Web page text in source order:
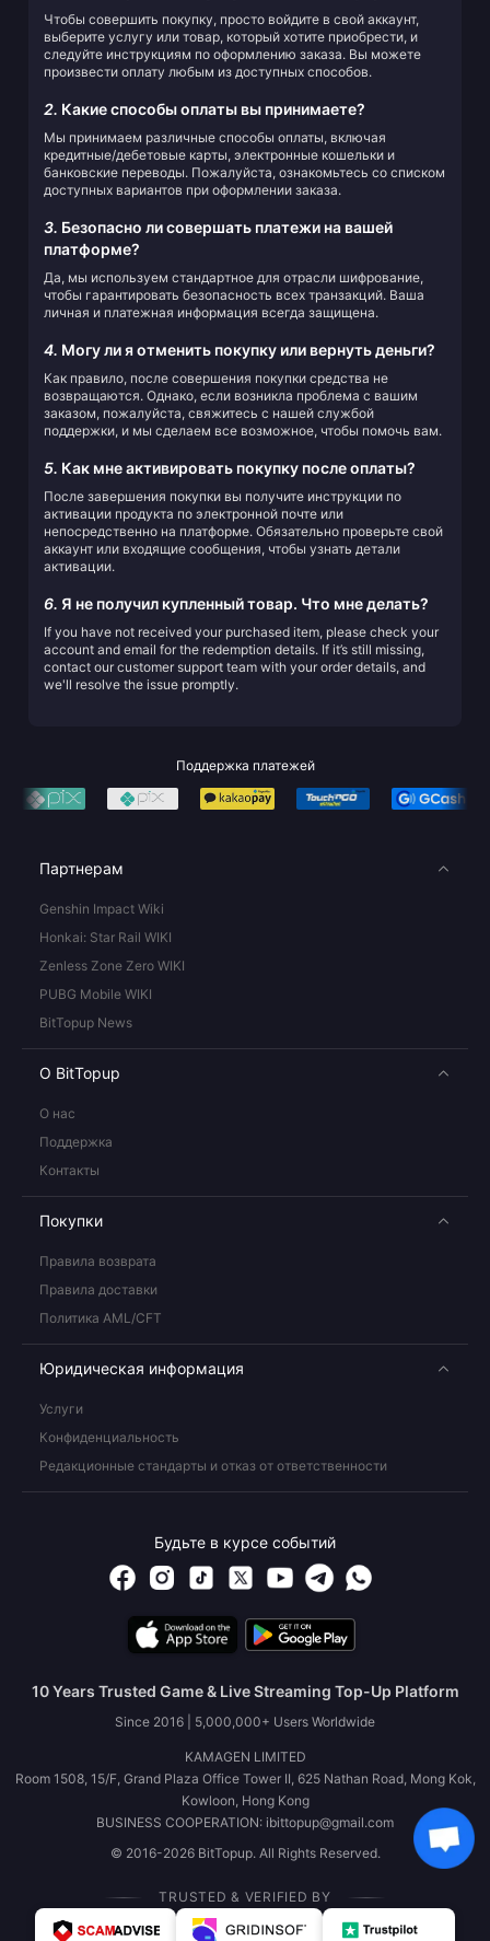
Чтобы совершить покупку, просто войдите в свой аккаунт,
выберите услугу или товар, который хотите приобрести, и
следуйте инструкциям по оформлению заказа. Вы можете
произвести оплату любым из доступных способов.
2. Какие способы оплаты вы принимаете?
Мы принимаем различные способы оплаты, включая
кредитные/дебетовые карты, электронные кошельки и
банковские переводы. Пожалуйста, ознакомьтесь со списком
доступных вариантов при оформлении заказа.
3. Безопасно ли совершать платежи на вашей
платформе?
Да, мы используем стандартное для отрасли шифрование,
чтобы гарантировать безопасность всех транзакций. Ваша
личная и платежная информация всегда защищена.
4. Могу ли я отменить покупку или вернуть деньги?
Как правило, после совершения покупки средства не
возвращаются. Однако, если возникла проблема с вашим
заказом, пожалуйста, свяжитесь с нашей службой
поддержки, и мы сделаем все возможное, чтобы помочь вам.
5. Как мне активировать покупку после оплаты?
После завершения покупки вы получите инструкции по
активации продукта по электронной почте или
непосредственно на платформе. Обязательно проверьте свой
аккаунт или входящие сообщения, чтобы узнать детали
активации.
6. Я не получил купленный товар. Что мне делать?
If you have not received your purchased item, please check your
account and email for the redemption details. If it’s still missing,
contact our customer support team with your order details, and
we'll resolve the issue promptly.
Поддержка платежей
Партнерам
Genshin Impact Wiki
Honkai: Star Rail WIKI
Zenless Zone Zero WIKI
PUBG Mobile WIKI
BitTopup News
О BitTopup
О нас
Поддержка
Контакты
Покупки
Правила возврата
Правила доставки
Политика AML/CFT
Юридическая информация
Услуги
Конфиденциальность
Редакционные стандарты и отказ от ответственности
Будьте в курсе событий
10 Years Trusted Game & Live Streaming Top-Up Platform
Since 2016 | 5,000,000+ Users Worldwide
KAMAGEN LIMITED
Room 1508, 15/F, Grand Plaza Office Tower II, 625 Nathan Road, Mong Kok,
Kowloon, Hong Kong
BUSINESS COOPERATION: ibittopup@gmail.com
© 2016-2026 BitTopup. All Rights Reserved.
TRUSTED & VERIFIED BY